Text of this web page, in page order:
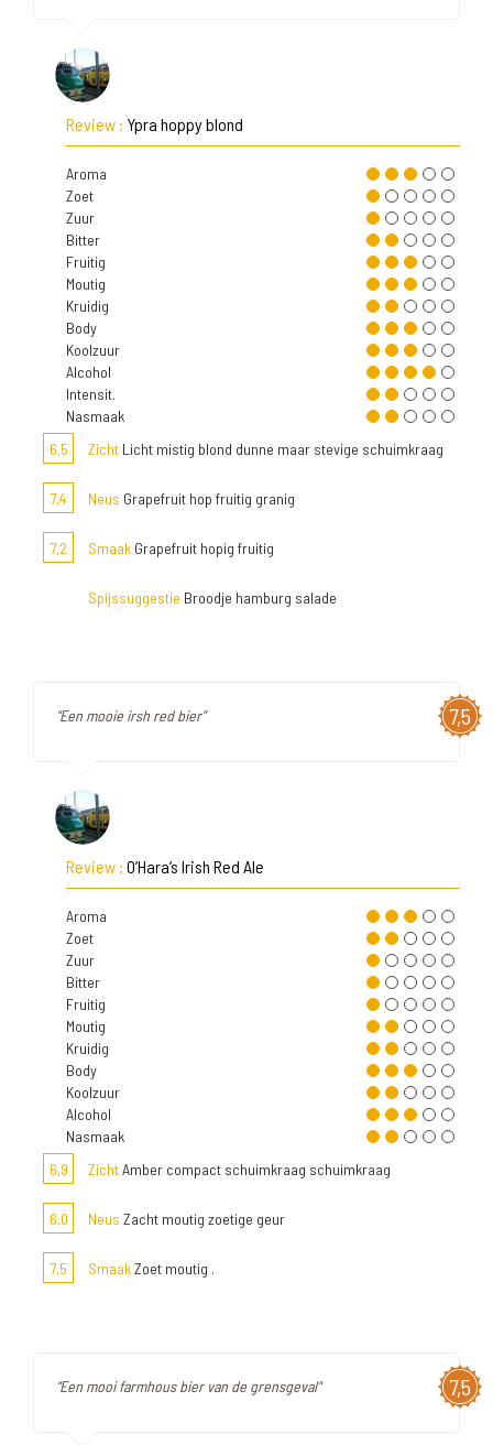
Review : Ypra hoppy blond
Aroma
Zoet
Zuur
Bitter
Fruitig
Moutig
Kruidig
Body
Koolzuur
Alcohol
Intensit.
Nasmaak
6,5
Zicht Licht mistig blond dunne maar stevige schuimkraag
7,4 Neus Grapefruit hop fruitig granig
7,2 Smaak Grapefruit hopig fruitig
Spijssuggestie Broodje hamburg salade
7,5
"Een mooie irsh red bier"
Review : O’Hara’s Irish Red Ale
Aroma
Zoet
Zuur
Bitter
Fruitig
Moutig
Kruidig
Body
Koolzuur
Alcohol
Nasmaak
6,9
ZichtAmber compact schuimkraag schuimkraag
6,0 Neus Zacht moutig zoetige geur
7,5 SmaakZoet moutig .
7,5
"Een mooi farmhous bier van de grensgeval"